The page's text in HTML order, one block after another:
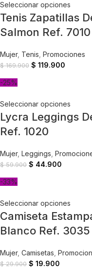
Seleccionar opciones
Tenis Zapatillas
Salmon Ref. 7010
Mujer, Tenis Promociones
$169.900 $ 119.900
-25%
Seleccionar opciones
Lycra Leggings
Ref. 1020
Mujer, Leggings
$59.900 $ 44.900
-33%
Seleccionar opciones
Camiseta
Blanco Ref. 3035
Mujer, Camisetas
$29.900 $ 19.900